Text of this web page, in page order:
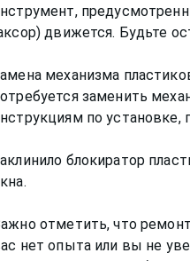
движется. Будьте
механизма
заменить
по
блокиратор
отметить, что
нет опыта или вы не